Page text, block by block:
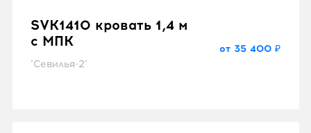
SVK1410 кровать 1,4 м
с МПК
"Севилья-2"
от 35 400 ₽